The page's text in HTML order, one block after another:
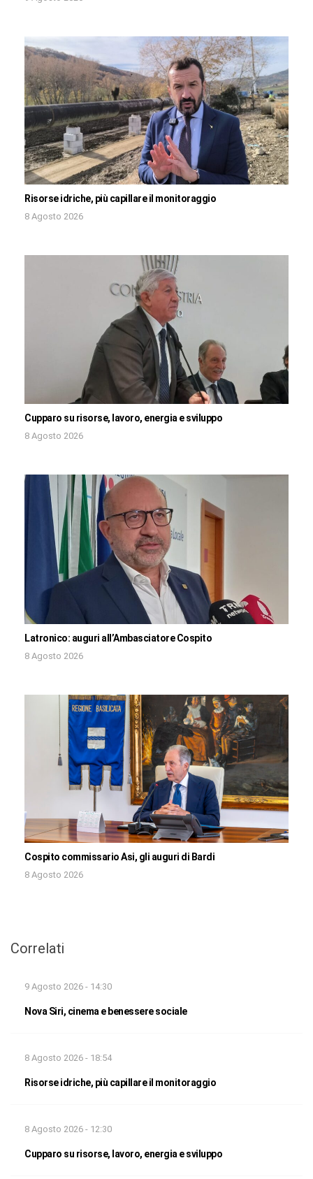
Risorse idriche, più capillare il monitoraggio
8 Agosto 2026
Cupparo su risorse, lavoro, energia e sviluppo
8 Agosto 2026
Latronico: auguri all’Ambasciatore Cospito
8 Agosto 2026
Cospito commissario Asi, gli auguri di Bardi
8 Agosto 2026
Correlati
9 Agosto 2026 - 14:30
Nova Siri, cinema e benessere sociale
8 Agosto 2026 - 18:54
Risorse idriche, più capillare il monitoraggio
8 Agosto 2026 - 12:30
Cupparo su risorse, lavoro, energia e sviluppo